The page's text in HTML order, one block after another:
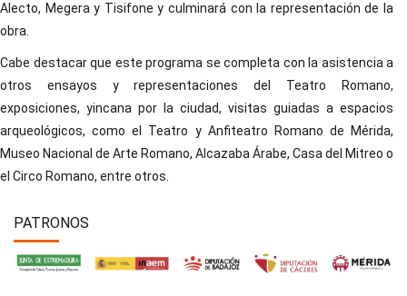
Alecto, Megera y Tisifone y culminará con la representación de la
obra.
Cabe destacar que este programa se completa con la asistencia a
otros ensayos y representaciones del Teatro Romano,
exposiciones, yincana por la ciudad, visitas guiadas a espacios
arqueológicos, como el Teatro y Anfiteatro Romano de Mérida,
Museo Nacional de Arte Romano, Alcazaba Árabe, Casa del Mitreo o
el Circo Romano, entre otros.
PATRONOS